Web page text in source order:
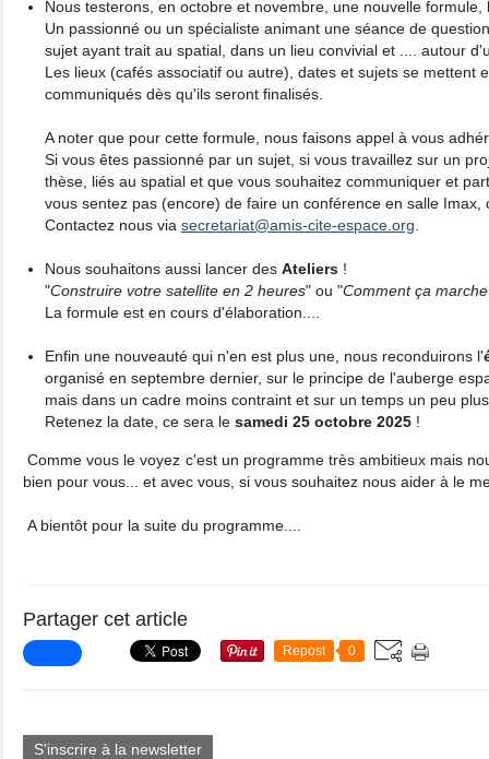
Nous testerons, en octobre et novembre, une nouvelle
Un passionné ou un spécialiste animant une séance de
sujet ayant trait au spatial, dans un lieu convivial et .... autour
Les lieux (cafés associatif ou autre), dates et sujets se mettent
communiqués dès qu'ils seront finalisés.
A noter que pour cette formule, nous faisons appel à vous
Si vous êtes passionné par un sujet, si vous travaillez sur un
thèse, liés au spatial et que vous souhaitez communiquer et
vous sentez pas (encore) de faire un conférence en salle Imax,
Contactez nous via secretariat@amis-cite-espace.org
Nous souhaitons aussi lancer des Ateliers !
"Construire votre satellite en 2 heures" ou "Comment ça
La formule est en cours d'élaboration....
Enfin une nouveauté qui n'en est plus une, nous reconduirons l'
organisé en septembre dernier, sur le principe de l'auberge
mais dans un cadre moins contraint et sur un temps un peu
Retenez la date, ce sera le samedi 25 octobre 2025 !
Comme vous le voyez c'est un programme très ambitieux mais
bien pour vous... et avec vous, si vous souhaitez nous aider à le
A bientôt pour la suite du programme....
Partager cet article
Repost 0
S'inscrire à la newsletter